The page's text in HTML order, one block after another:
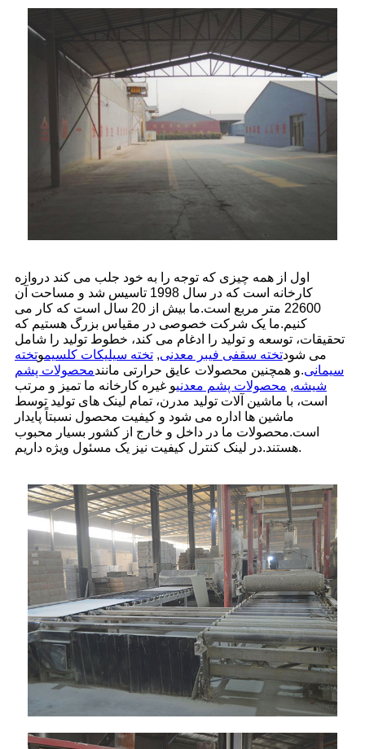
اول از همه چیزی که توجه را به خود جلب می کند دروازه
کارخانه است که در سال 1998 تاسیس شد و مساحت آن
22600 متر مربع است.ما بیش از 20 سال است که کار می
کنیم.ما یک شرکت خصوصی در مقیاس بزرگ هستیم که
تحقیقات، توسعه و تولید را ادغام می کند، خطوط تولید را شامل
می شودتخته سقفی فیبر معدنی, تخته سیلیکات کلسیموتخته
سیمانی.و همچنین محصولات عایق حرارتی مانندمحصولات پشم
شیشه, محصولات پشم معدنیو غیره کارخانه ما تمیز و مرتب
است، با ماشین آلات تولید مدرن، تمام لینک های تولید توسط
ماشین ها اداره می شود و کیفیت محصول نسبتاً پایدار
است.محصولات ما در داخل و خارج از کشور بسیار محبوب
هستند.در لینک کنترل کیفیت نیز یک مسئول ویژه داریم.